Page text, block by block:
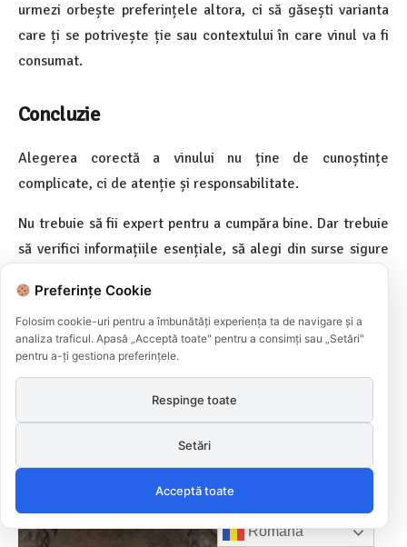
urmezi orbește preferințele altora, ci să găsești varianta
care ți se potrivește ție sau contextului în care vinul va fi
consumat.
Concluzie
Alegerea corectă a vinului nu ține de cunoștințe
complicate, ci de atenție și responsabilitate.
Nu trebuie să fii expert pentru a cumpăra bine. Dar trebuie
să verifici informațiile esențiale, să alegi din surse sigure
Unconsumator informat face alegeri mai bune și mai
sigure.
În final, nu este vorba despre a ști totul despre vin, ci
despre a ști ce contează atunci când alegi.
Română
Preferințe Cookie
Folosim cookie-uri pentru a îmbunătăți experiența ta de navigare și a
analiza traficul. Apasă „Acceptă toate" pentru a consimți sau „Setări"
pentru a-ți gestiona preferințele.
Respinge toate
Setări
Acceptă toate